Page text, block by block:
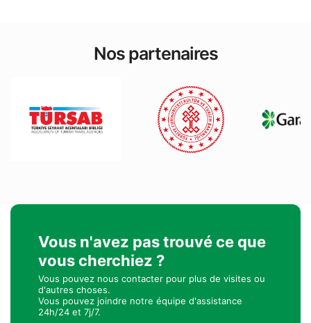
Nos partenaires
Vous n'avez pas trouvé ce que
vous cherchiez ?
Vous pouvez nous contacter pour plus de visites ou
d'autres choses.
Vous pouvez joindre notre équipe d'assistance
24h/24 et 7j/7.